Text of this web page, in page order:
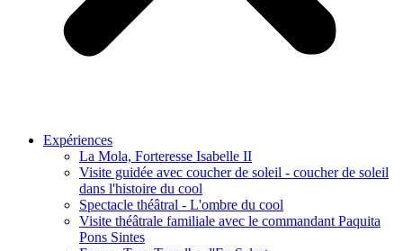
Expériences
La Mola, Forteresse Isabelle II
Visite guidée avec coucher de soleil - coucher de soleil
dans l'histoire du cool
Spectacle théâtral - L'ombre du cool
Visite théâtrale familiale avec le commandant Paquita
Pons Sintes